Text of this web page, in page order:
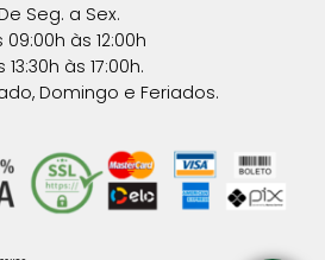
De Seg. a Sex.
09:00h às 12:00h
13:30h às 17:00h.
Domingo e Feriados.